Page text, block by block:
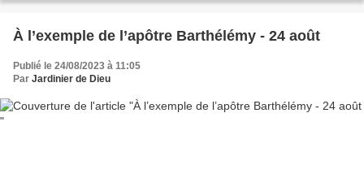
À l’exemple de l’apôtre Barthélémy - 24 août
Publié le 24/08/2023 à 11:05
Par Jardinier de Dieu